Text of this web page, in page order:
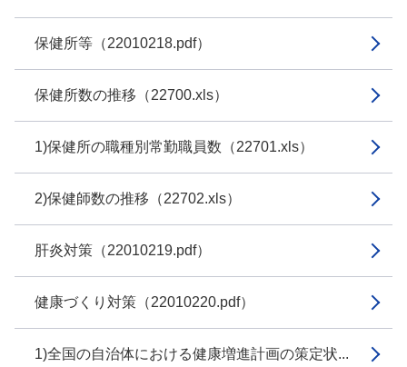
保健所等（22010218.pdf）
保健所数の推移（22700.xls）
1)保健所の職種別常勤職員数（22701.xls）
2)保健師数の推移（22702.xls）
肝炎対策（22010219.pdf）
健康づくり対策（22010220.pdf）
1)全国の自治体における健康増進計画の策定状...